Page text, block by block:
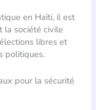
en Haïti, il est
la société civile
libres et
politiques.
pour la sécurité